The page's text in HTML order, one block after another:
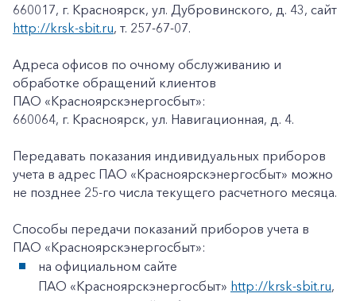
660017, г. Красноярск, ул. Дубровинского, д. 43, сайт
http://krsk-sbit.ru, т. 257-67-07.
Адреса офисов по очному обслуживанию и
обработке обращений клиентов
ПАО «Красноярскэнергосбыт»:
660064, г. Красноярск, ул. Навигационная, д. 4.
Передавать показания индивидуальных приборов
учета в адрес ПАО «Красноярскэнергосбыт» можно
не позднее 25-го числа текущего расчетного месяца.
Способы передачи показаний приборов учета в
ПАО «Красноярскэнергосбыт»:
на официальном сайте
ПАО «Красноярскэнергосбыт» http://krsk-sbit.ru,